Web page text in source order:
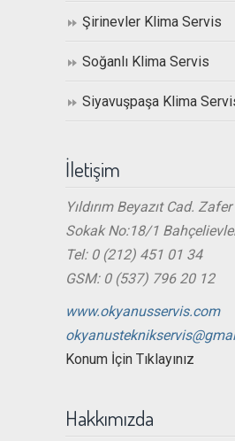
Şirinevler Klima Servis
Soğanlı Klima Servis
Siyavuşpaşa Klima
İletişim
Yıldırım Beyazıt Cad.
Sokak No:18/1
Tel: 0 (212) 451 01 34
GSM: 0 (537) 796 20 12
www.okyanusservis.com
Konum İçin Tıklayınız
Hakkımızda